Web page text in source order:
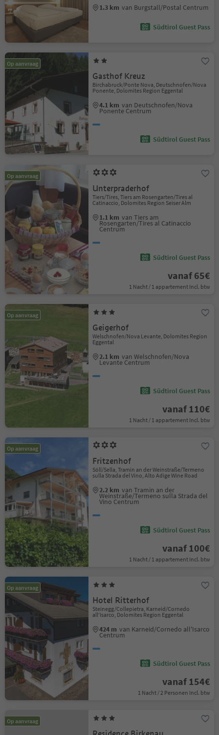
1.3 km van Burgstall/Postal Centrum
Südtirol Guest Pass
Op aanvraag
Gasthof Kreuz
Birchabruck/Ponte Nova, Deutschnofen/Nova
Ponente, Dolomites Region Eggental
4.1 km van Deutschnofen/Nova
Ponente Centrum
Südtirol Guest Pass
Op aanvraag
Unterpraderhof
Tiers/Tires, Tiers am Rosengarten/Tires al
Catinaccio, Dolomites Region Seiser Alm
1.1 km van Tiers am
Rosengarten/Tires al Catinaccio
Centrum
Südtirol Guest Pass
vanaf 65€
1 Nacht / 1 appartement Incl. btw
Op aanvraag
Geigerhof
Welschnofen/Nova Levante, Dolomites Region
Eggental
2.1 km van Welschnofen/Nova
Levante Centrum
Südtirol Guest Pass
vanaf 110€
1 Nacht / 1 appartement Incl. btw
Op aanvraag
Fritzenhof
Söll/Sella, Tramin an der Weinstraße/Termeno
sulla Strada del Vino, Alto Adige Wine Road
2.2 km van Tramin an der
Weinstraße/Termeno sulla Strada del
Vino Centrum
Südtirol Guest Pass
vanaf 100€
1 Nacht / 1 appartement Incl. btw
Op aanvraag
Hotel Ritterhof
Steinegg/Collepietra, Karneid/Cornedo
all'Isarco, Dolomites Region Eggental
424 m van Karneid/Cornedo all'Isarco
Centrum
Südtirol Guest Pass
vanaf 154€
1 Nacht / 2 Personen Incl. btw
Op aanvraag